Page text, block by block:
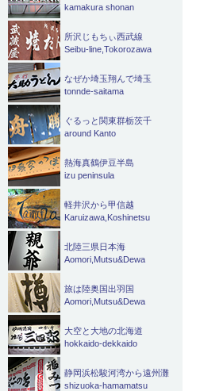
kamakura shonan
所沢じもちぃ西武線
Seibu-line,Tokorozawa
なぜか埼玉翔んで埼玉
tonnde-saitama
ぐるっと関東群栃茨千
around Kanto
熱海真鶴伊豆半島
izu peninsula
軽井沢から甲信越
Karuizawa,Koshinetsu
北陸三県日本海
Aomori,Mutsu&Dewa
旅は陸奥国出羽国
Aomori,Mutsu&Dewa
大空と大地の北海道
hokkaido-dekkaido
静岡浜松駿河湾から遠州灘
shizuoka-hamamatsu